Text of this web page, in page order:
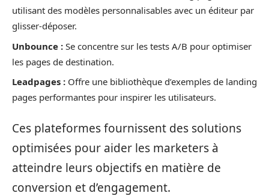
utilisant des modèles personnalisables avec un éditeur par
glisser-déposer.
Unbounce : Se concentre sur les tests A/B pour optimiser
les pages de destination.
Leadpages : Offre une bibliothèque d’exemples de landing
pages performantes pour inspirer les utilisateurs.
Ces plateformes fournissent des solutions
optimisées pour aider les marketers à
atteindre leurs objectifs en matière de
conversion et d’engagement.